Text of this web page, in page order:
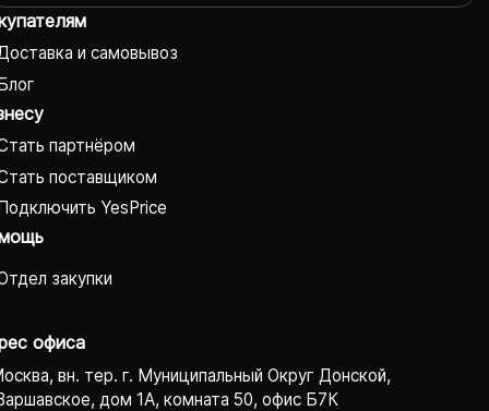
и самовывоз
партнёром
поставщиком
YesPrice
закупки
офиса
вн. тер. г. Муниципальный Округ Донской,
дом 1А, комната 50, офис Б7К